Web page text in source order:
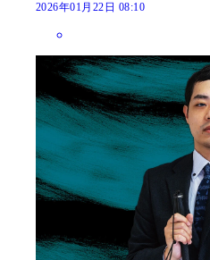
2026年01月22日 08:10